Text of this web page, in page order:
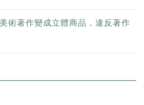
術著作變成立體商品，違反著作